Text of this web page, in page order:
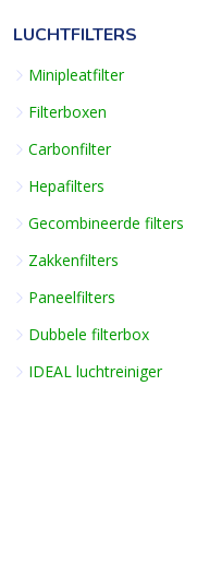
LUCHTFILTERS
Minipleatfilter
Filterboxen
Carbonfilter
Hepafilters
Gecombineerde filters
Zakkenfilters
Paneelfilters
Dubbele filterbox
IDEAL luchtreiniger